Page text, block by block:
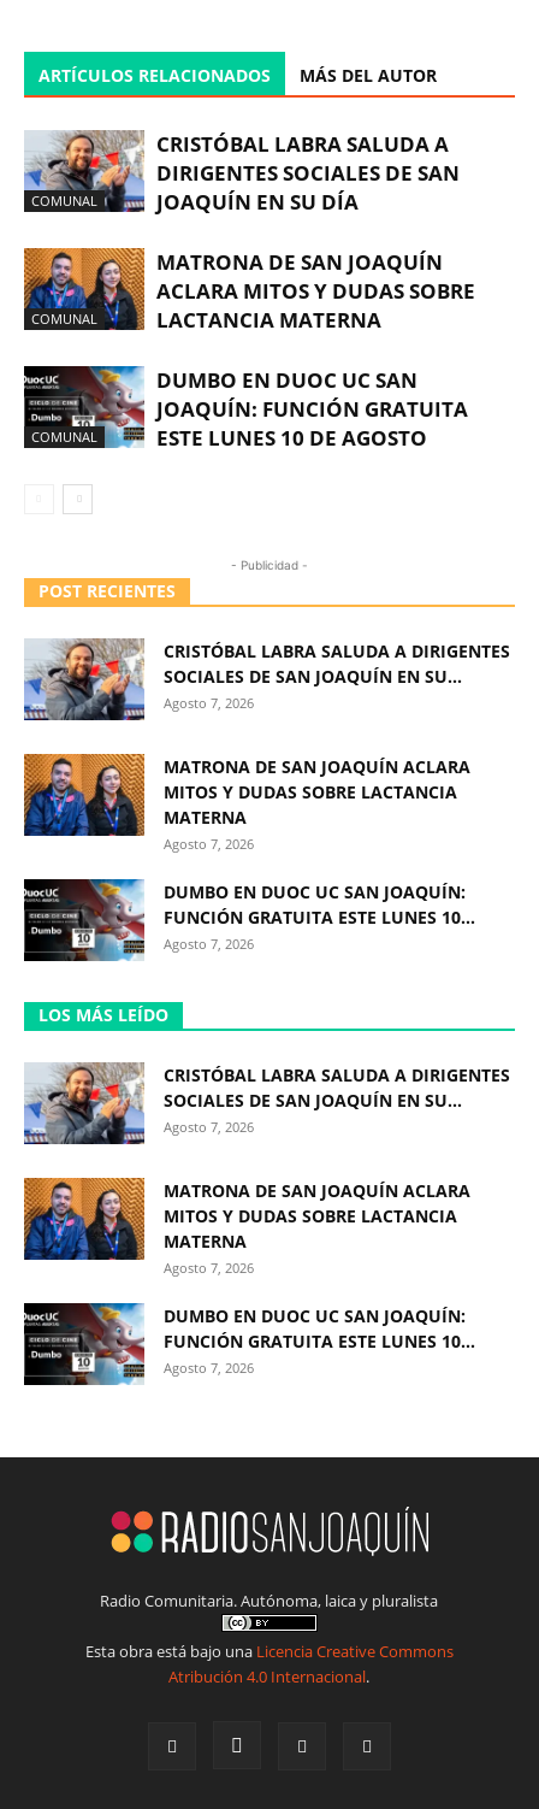
ARTÍCULOS RELACIONADOS MÁS DEL AUTOR
COMUNAL
CRISTÓBAL LABRA SALUDA A
DIRIGENTES SOCIALES DE SAN
JOAQUÍN EN SU DÍA
COMUNAL
MATRONA DE SAN JOAQUÍN
ACLARA MITOS Y DUDAS SOBRE
LACTANCIA MATERNA
COMUNAL
DUMBO EN DUOC UC SAN
JOAQUÍN: FUNCIÓN GRATUITA
ESTE LUNES 10 DE AGOSTO
- Publicidad -
POST RECIENTES
CRISTÓBAL LABRA SALUDA A DIRIGENTES
SOCIALES DE SAN JOAQUÍN EN SU...
Agosto 7, 2026
MATRONA DE SAN JOAQUÍN ACLARA
MITOS Y DUDAS SOBRE LACTANCIA
MATERNA
Agosto 7, 2026
DUMBO EN DUOC UC SAN JOAQUÍN:
FUNCIÓN GRATUITA ESTE LUNES 10...
Agosto 7, 2026
LOS MÁS LEÍDO
CRISTÓBAL LABRA SALUDA A DIRIGENTES
SOCIALES DE SAN JOAQUÍN EN SU...
Agosto 7, 2026
MATRONA DE SAN JOAQUÍN ACLARA
MITOS Y DUDAS SOBRE LACTANCIA
MATERNA
Agosto 7, 2026
DUMBO EN DUOC UC SAN JOAQUÍN:
FUNCIÓN GRATUITA ESTE LUNES 10...
Agosto 7, 2026
Radio Comunitaria. Autónoma, laica y pluralista
Esta obra está bajo una Licencia Creative Commons
Atribución 4.0 Internacional.